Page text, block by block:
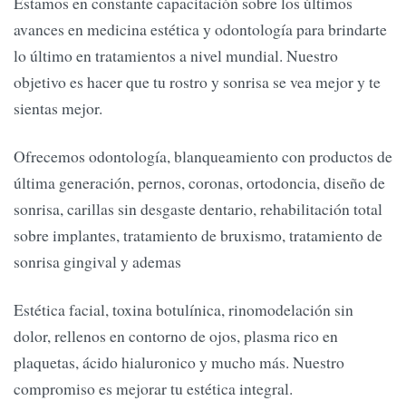
avances en medicina estética y odontología para brindarte
lo último en tratamientos a nivel mundial. Nuestro
objetivo es hacer que tu rostro y sonrisa se vea mejor y te
sientas mejor.
Ofrecemos odontología, blanqueamiento con productos de
última generación, pernos, coronas, ortodoncia, diseño de
sonrisa, carillas sin desgaste dentario, rehabilitación total
sobre implantes, tratamiento de bruxismo, tratamiento de
sonrisa gingival y ademas
Estética facial, toxina botulínica, rinomodelación sin
dolor, rellenos en contorno de ojos, plasma rico en
plaquetas, ácido hialuronico y mucho más. Nuestro
compromiso es mejorar tu estética integral.